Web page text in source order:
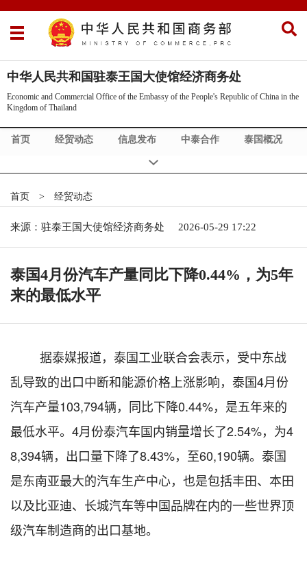
中华人民共和国驻泰王国大使馆经济商务处
Economic and Commercial Office of the Embassy of the People's Republic of China in the
Kingdom of Thailand
首页 经贸动态 信息发布 中泰合作 泰国概况
首页 > 经贸动态
来源：驻泰王国大使馆经济商务处 2026-05-29 17:22
泰国4月份汽车产量同比下降0.44%，为5年
来的最低水平
据泰媒报道，泰国工业联合会表示，受中东战
乱导致的出口中断和能源价格上涨影响，泰国4月份
汽车产量103,794辆，同比下降0.44%，是五年来的
最低水平。4月份泰汽车国内销量增长了2.54%，为4
8,394辆，出口量下降了8.43%，至60,190辆。泰国
是东南亚最大的汽车生产中心，也是包括丰田、本田
以及比亚迪、长城汽车等中国品牌在内的一些世界顶
级汽车制造商的出口基地。